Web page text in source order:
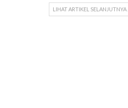
LIHAT ARTIKEL SELANJUTNYA ...